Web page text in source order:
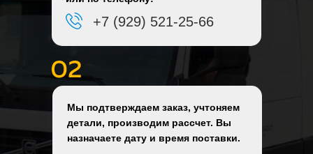
+7 (929) 521-25-66
Мы подтверждаем заказ, учтоняем
детали, производим рассчет. Вы
назначаете дату и время поставки.